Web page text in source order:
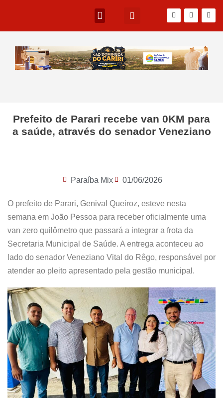
Prefeito de Parari recebe van 0KM para
a saúde, através do senador Veneziano
Paraíba Mix 01/06/2026
O prefeito de Parari, Genival Queiroz, esteve nesta
semana em João Pessoa para receber oficialmente uma
van zero quilômetro que passará a integrar a frota da
Secretaria Municipal de Saúde. A entrega aconteceu ao
lado do senador Veneziano Vital do Rêgo, responsável por
atender ao pleito apresentado pela gestão municipal.